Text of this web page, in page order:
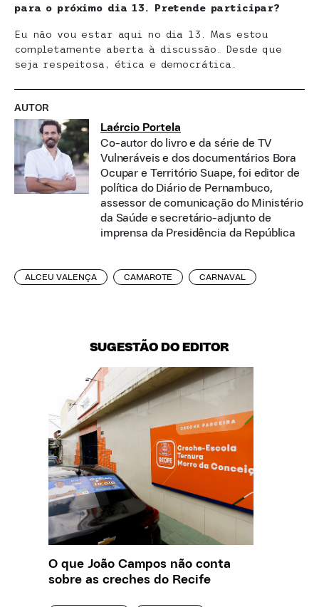
para o próximo dia 13. Pretende participar?
Eu não vou estar aqui no dia 13. Mas estou
completamente aberta à discussão. Desde que
seja respeitosa, ética e democrática.
AUTOR
Laércio Portela
Co-autor do livro e da série de TV
Vulneráveis e dos documentários Bora
Ocupar e Território Suape, foi editor de
política do Diário de Pernambuco,
assessor de comunicação do Ministério
da Saúde e secretário-adjunto de
imprensa da Presidência da República
ALCEU VALENÇA CAMAROTE CARNAVAL
SUGESTÃO DO EDITOR
O que João Campos não conta
sobre as creches do Recife